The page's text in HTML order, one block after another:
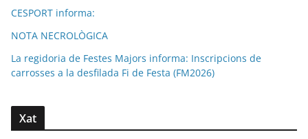
CESPORT informa:
NOTA NECROLÒGICA
La regidoria de Festes Majors informa: Inscripcions de
carrosses a la desfilada Fi de Festa (FM2026)
Xat